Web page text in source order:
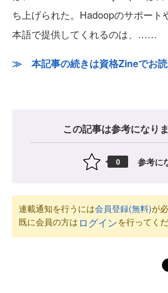
ち上げられた。Hadoopのサポート
本語で提供してくれるのは、……
≫ 本記事の続きは資格Zineでお読
この記事は参考になり
0 参考に
連載通知を行うには会員登録(無料)が
既に会員の方は ログインを行ってくだ